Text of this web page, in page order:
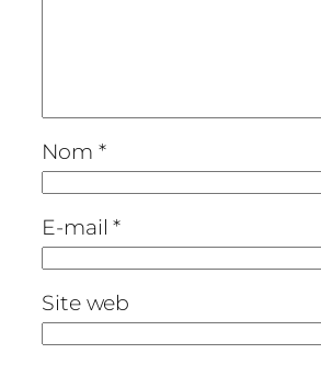
Nom *
E-mail*
Site web